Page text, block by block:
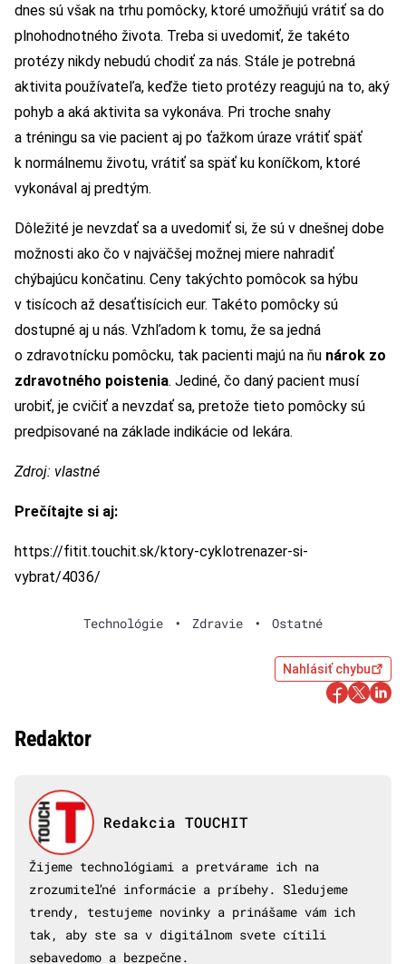
dnes sú však na trhu pomôcky, ktoré umožňujú vrátiť sa do
plnohodnotného života. Treba si uvedomiť, že takéto
protézy nikdy nebudú chodiť za nás. Stále je potrebná
aktivita používateľa, keďže tieto protézy reagujú na to, aký
pohyb a aká aktivita sa vykonáva. Pri troche snahy
a tréningu sa vie pacient aj po ťažkom úraze vrátiť späť
k normálnemu životu, vrátiť sa späť ku koníčkom, ktoré
vykonával aj predtým.
Dôležité je nevzdať sa a uvedomiť si, že sú v dnešnej dobe
možnosti ako čo v najväčšej možnej miere nahradiť
chýbajúcu končatinu. Ceny takýchto pomôcok sa hýbu
v tisícoch až desaťtisícich eur. Takéto pomôcky sú
dostupné aj u nás. Vzhľadom k tomu, že sa jedná
o zdravotnícku pomôcku, tak pacienti majú na ňu nárok zo
zdravotného poistenia. Jediné, čo daný pacient musí
urobiť, je cvičiť a nevzdať sa, pretože tieto pomôcky sú
predpisované na základe indikácie od lekára.
Zdroj: vlastné
Prečítajte si aj:
https://fitit.touchit.sk/ktory-cyklotrenazer-si-
vybrat/4036/
Technológie • Zdravie • Ostatné
Nahlásiť chybu
Redaktor
Redakcia TOUCHIT
Žijeme technológiami a pretvárame ich na
zrozumiteľné informácie a príbehy. Sledujeme
trendy, testujeme novinky a prinášame vám ich
tak, aby ste sa v digitálnom svete cítili
sebavedomo a bezpečne.